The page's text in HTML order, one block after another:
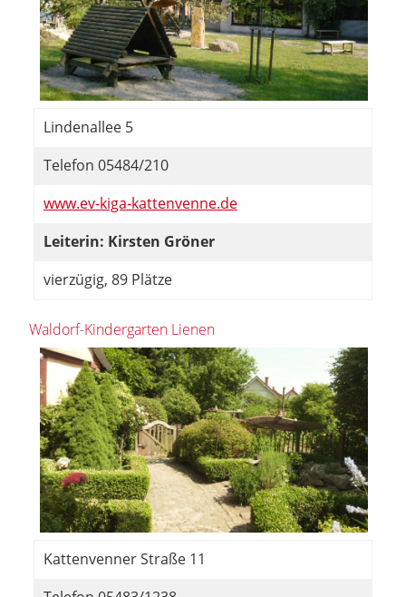
Lindenallee 5
Telefon 05484/210
www.ev-kiga-kattenvenne.de
Leiterin: Kirsten Gröner
vierzügig, 89 Plätze
Waldorf-Kindergarten Lienen
Kattenvenner Straße 11